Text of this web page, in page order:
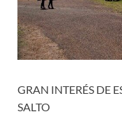
GRAN INTERÉS DE
SALTO